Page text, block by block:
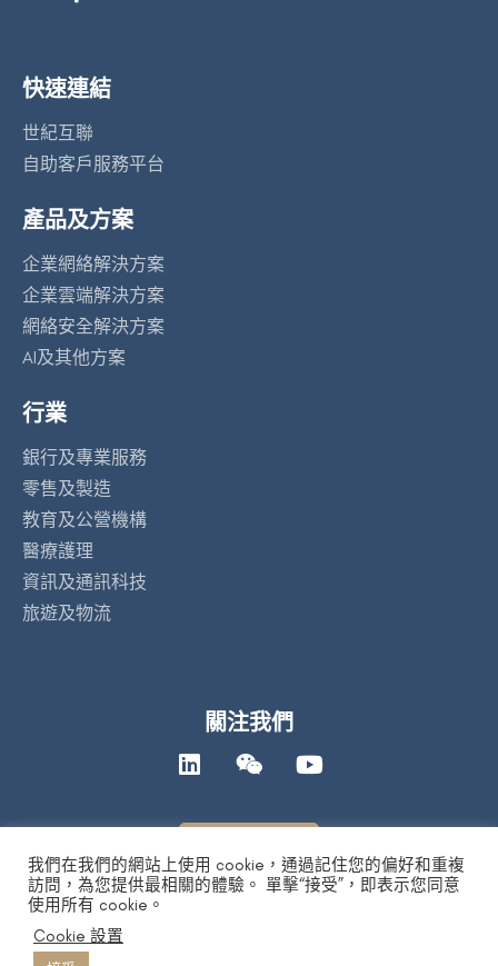
快速連結
世紀互聯
自助客戶服務平台
產品及方案
企業網絡解決方案
企業雲端解決方案
網絡安全解決方案
AI及其他方案
行業
銀行及專業服務
零售及製造
教育及公營機構
醫療護理
資訊及通訊科技
旅遊及物流
關注我們
私隱政策| 人工智能道德聲明
DYXnet. All Right Reserved.
粤ICP备17165541号 合字B1.B2-20080003
我們在我們的網站上使用 cookie，通過記住您的偏好和重複
訪問，為您提供最相關的體驗。 單擊“接受”，即表示您同意
使用所有 cookie。
Cookie 設置